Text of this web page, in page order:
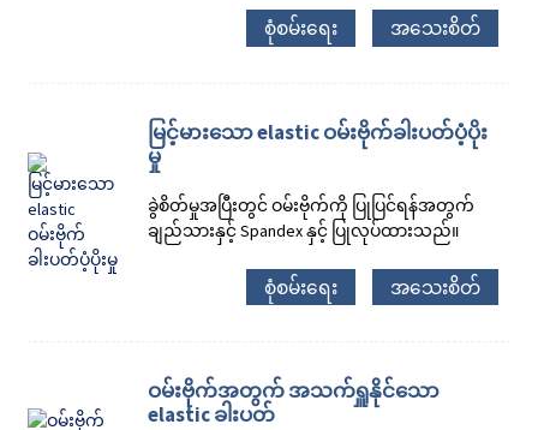
စုံစမ်းရေး အသေးစိတ်
မြင့်မားသော elastic ဝမ်းဗိုက်ခါးပတ်ပံ့ပိုး
မှု
ခွဲစိတ်မှုအပြီးတွင် ဝမ်းဗိုက်ကို ပြုပြင်ရန်အတွက်
ချည်သားနှင့် Spandex နှင့် ပြုလုပ်ထားသည်။
စုံစမ်းရေး အသေးစိတ်
ဝမ်းဗိုက်အတွက် အသက်ရှူနိုင်သော
elastic ခါးပတ်